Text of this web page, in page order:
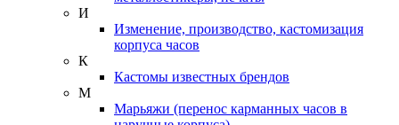
И
Изменение, производство, кастомизация
корпуса часов
К
Кастомы известных брендов
М
Марьяжи (перенос карманных часов в